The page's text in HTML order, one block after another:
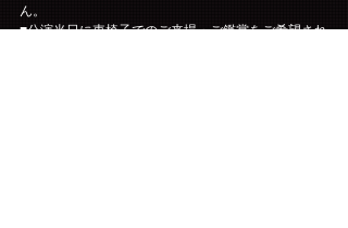
ん。
■公演当日に車椅子でのご来場・ご鑑賞をご希望され